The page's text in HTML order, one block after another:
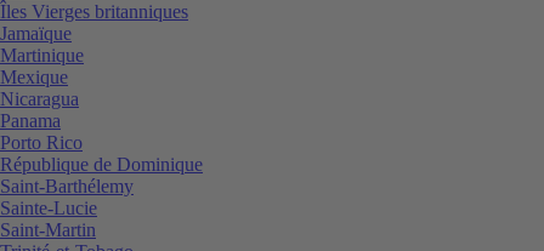
Îles Vierges britanniques
Jamaïque
Martinique
Mexique
Nicaragua
Panama
Porto Rico
République de Dominique
Saint-Barthélemy
Sainte-Lucie
Saint-Martin